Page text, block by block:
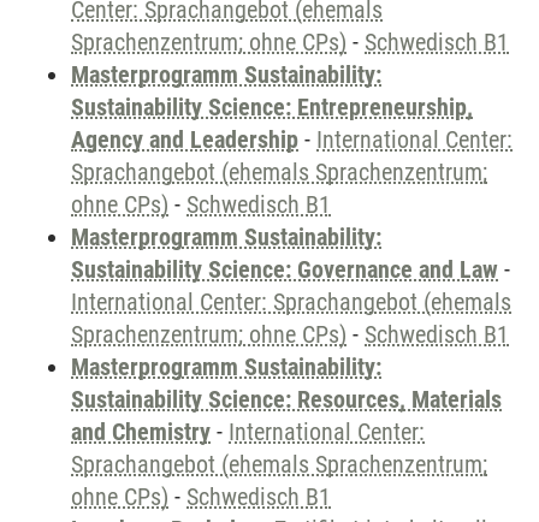
Center: Sprachangebot (ehemals
Sprachenzentrum; ohne CPs) - Schwedisch B1
Masterprogramm Sustainability:
Sustainability Science: Entrepreneurship,
Agency and Leadership - International Center:
Sprachangebot (ehemals Sprachenzentrum;
ohne CPs) - Schwedisch B1
Masterprogramm Sustainability:
Sustainability Science: Governance and Law -
International Center: Sprachangebot (ehemals
Sprachenzentrum; ohne CPs) - Schwedisch B1
Masterprogramm Sustainability:
Sustainability Science: Resources, Materials
and Chemistry - International Center:
Sprachangebot (ehemals Sprachenzentrum;
ohne CPs) - Schwedisch B1